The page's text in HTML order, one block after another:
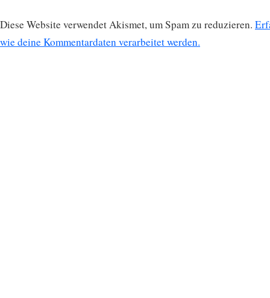
Diese Website verwendet Akismet, um Spam zu reduzieren.
wie deine Kommentardaten verarbeitet werden.